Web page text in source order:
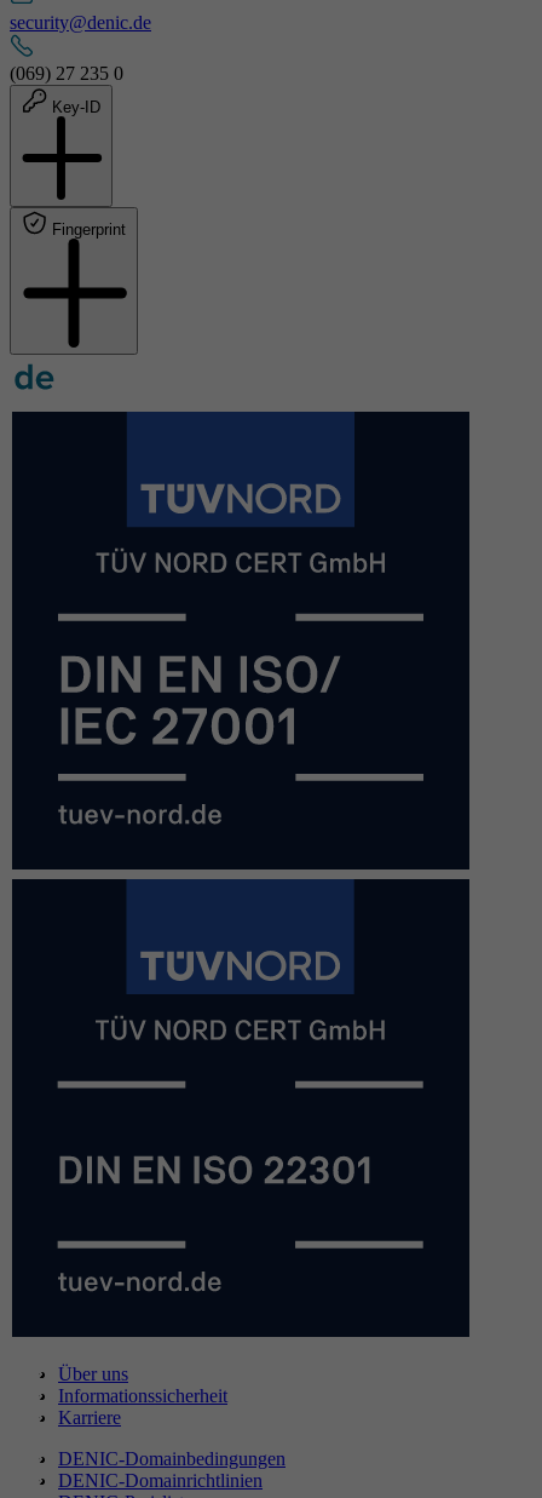
security@denic.de
(069) 27 235 0
Key-ID
Fingerprint
Über uns
Informationssicherheit
Karriere
DENIC-Domainbedingungen
DENIC-Domainrichtlinien